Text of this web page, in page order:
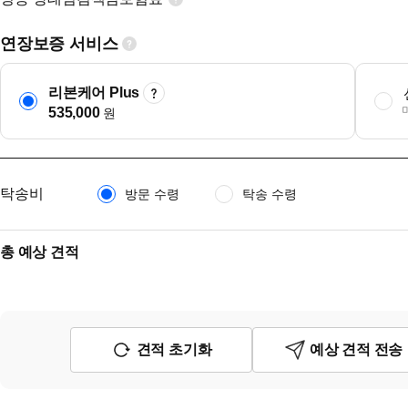
연장보증 서비스
리본케어 Plus
535,000원
탁송비 방문 수령 탁송 수령
총 예상 견적
견적 초기화 예상 견적 전송